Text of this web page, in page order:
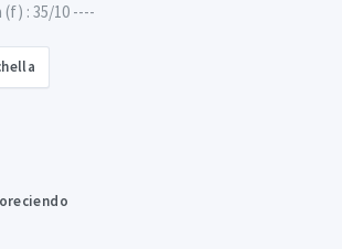
(f) : 35/10 ----